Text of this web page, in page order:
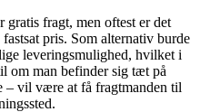
gratis fragt, men oftest er det
pris. Som alternativ burde
leveringsmulighed, hvilket i
om man befinder sig tæt på
– vil være at få fragtmanden til